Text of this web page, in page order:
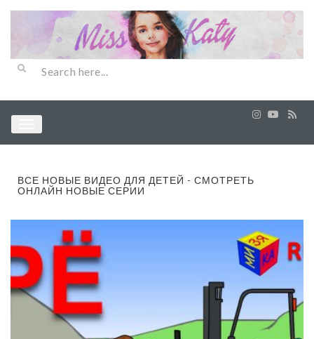
ВСЕ НОВЫЕ ВИДЕО ДЛЯ ДЕТЕЙ - СМОТРЕТЬ
ОНЛАЙН НОВЫЕ СЕРИИ